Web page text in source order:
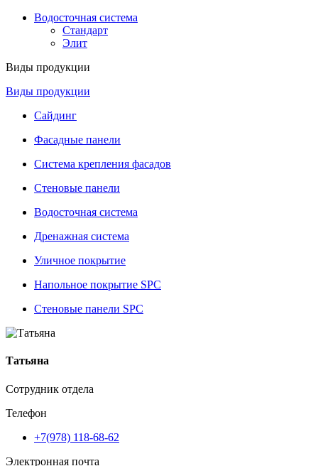
Водосточная система
Стандарт
Элит
Виды продукции
Виды продукции
Сайдинг
Фасадные панели
Система крепления фасадов
Стеновые панели
Водосточная система
Дренажная система
Уличное покрытие
Напольное покрытие SPC
Стеновые панели SPC
Татьяна
Сотрудник отдела
Телефон
+7(978) 118-68-62
Электронная почта